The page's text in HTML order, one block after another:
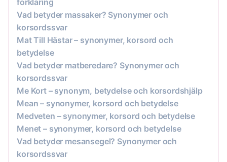
Vad betyder massaker? Synonymer och
korsordssvar
Mat Till Hästar – synonymer, korsord och
betydelse
Vad betyder matberedare? Synonymer och
korsordssvar
Me Kort – synonym, betydelse och korsordshjälp
Mean – synonymer, korsord och betydelse
Medveten – synonymer, korsord och betydelse
Menet – synonymer, korsord och betydelse
Vad betyder mesansegel? Synonymer och
korsordssvar